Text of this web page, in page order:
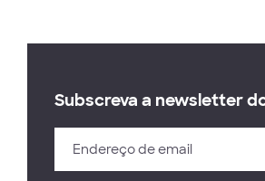
Subscreva a newsletter